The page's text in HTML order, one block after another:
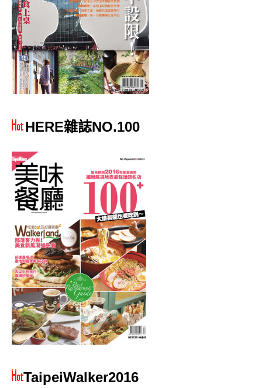
HERE雜誌NO.100
TaipeiWalker2016